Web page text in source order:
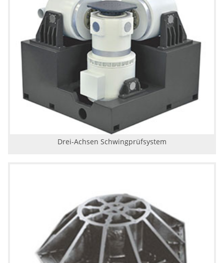
Drei-Achsen Schwingprüfsystem